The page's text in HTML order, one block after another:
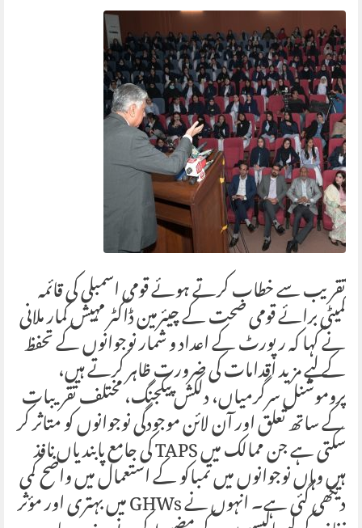
تقریب سے خطاب کرتے ہوئے قومی اسمبلی کی قائمہ
کمیٹی برائے قومی صحت کے چیئرمین ڈاکٹر مہیش کمار ملانی
نے کہا کہ رپورٹ کے اعداد و شمار نوجوانوں کے تحفظ
کے لیے مزید اقدامات کی ضرورت ظاہر کرتے ہیں،
پروموشنل سرگرمیاں، دلکش پیکجنگ، مختلف تقریبات
کے ساتھ تعلق اور آن لائن موجودگی نوجوانوں کو متاثر کر
سکتی ہے جن ممالک میں TAPS کی جامع پابندیاں نافذ
ہیں وہاں نوجوانوں میں تمباکو کے استعمال میں واضح کمی
دیکھی گئی ہے۔ انہوں نے GHWs میں بہتری اور مؤثر